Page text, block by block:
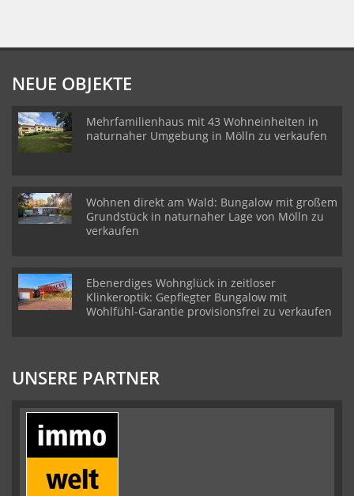
NEUE OBJEKTE
Mehrfamilienhaus mit 43 Wohneinheiten in
naturnaher Umgebung in Mölln zu verkaufen
Wohnen direkt am Wald: Bungalow mit großem
Grundstück in naturnaher Lage von Mölln zu
verkaufen
Ebenerdiges Wohnglück in zeitloser
Klinkeroptik: Gepflegter Bungalow mit
Wohlfühl-Garantie provisionsfrei zu verkaufen
UNSERE PARTNER